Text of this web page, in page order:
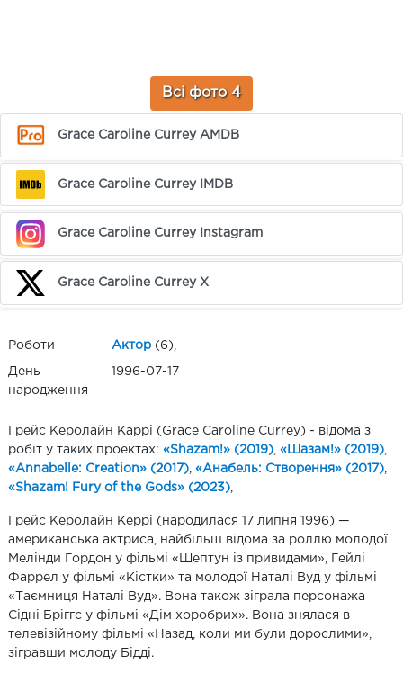
Всі фото 4
Grace Caroline Currey AMDB
Grace Caroline Currey IMDB
Grace Caroline Currey Instagram
Grace Caroline Currey X
Роботи Актор (6),
День
народження
1996-07-17
Грейс Керолайн Каррі (Grace Caroline Currey) - відома з
робіт у таких проектах: «Shazam!» (2019) «Шазам!» (2019)
«Annabelle: Creation» (2017) «Анабель: Створення» (2017)
«Shazam! Fury of the Gods» (2023)
Грейс Керолайн Керрі (народилася 17 липня 1996) —
американська актриса, найбільш відома за роллю молодої
Мелінди Гордон у фільмі «Шептун із привидами», Гейлі
Фаррел у фільмі «Кістки» та молодої Наталі Вуд у фільмі
«Таємниця Наталі Вуд». Вона також зіграла персонажа
Сідні Бріггс у фільмі «Дім хоробрих». Вона знялася в
телевізійному фільмі «Назад, коли ми були дорослими»,
зігравши молоду Бідді.